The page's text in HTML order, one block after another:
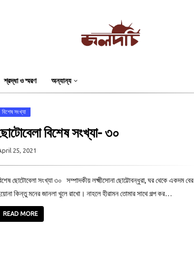
শ্রদ্ধা ও স্মরণ অন্যান্য
বিশেষ সংখ্যা
বিশেষ সংখ্যা- ৩০
25, 2021
ছোটোবেলা সংখ্যা ৩০ সম্পাদকীয় লক্ষ্মীসোনা ছোট্টোবন্ধুরা, ঘর থেকে একদম বের
কিন্তু মনের জানলা খুলে রাখো। নাহলে হীরামন তোমার সাথে গল্প কর…
READ MORE